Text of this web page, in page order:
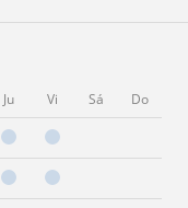
Ju Vi Sá Do